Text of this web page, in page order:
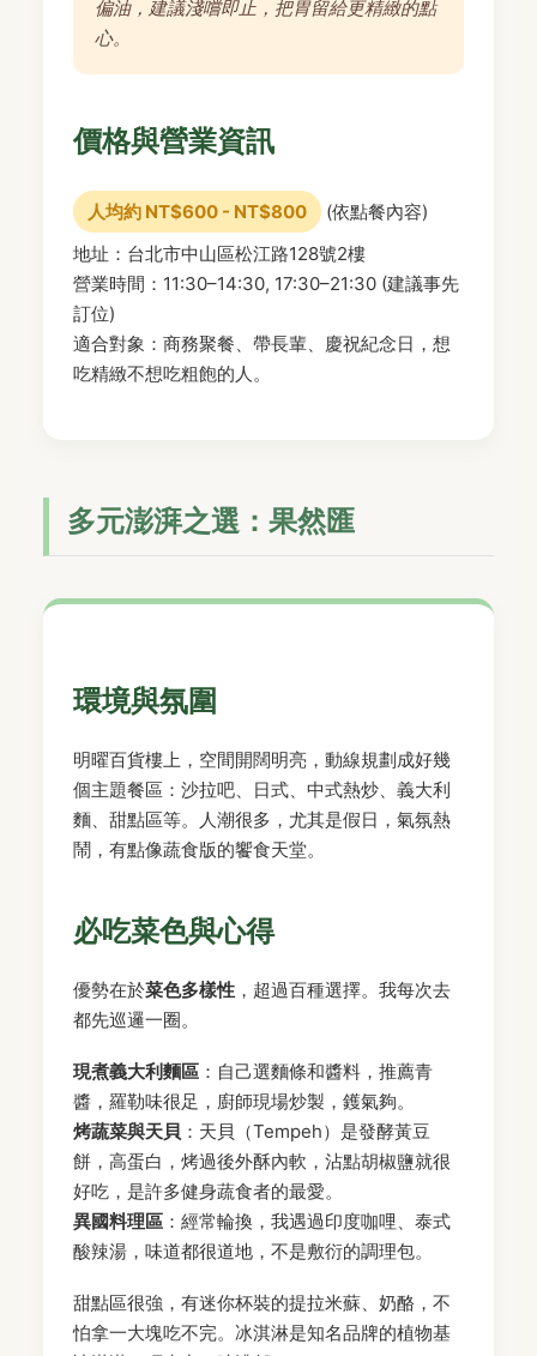
偏油，建議淺嚐即止，把胃留給更精緻的點
心。
價格與營業資訊
人均約 NT$600 - NT$800
(依點餐內容)
地址：台北市中山區松江路128號2樓
營業時間：11:30–14:30, 17:30–21:30 (建議事先
訂位)
適合對象：商務聚餐、帶長輩、慶祝紀念日，想
吃精緻不想吃粗飽的人。
多元澎湃之選：果然匯
環境與氛圍
明曜百貨樓上，空間開闊明亮，動線規劃成好幾
個主題餐區：沙拉吧、日式、中式熱炒、義大利
麵、甜點區等。人潮很多，尤其是假日，氣氛熱
鬧，有點像蔬食版的饗食天堂。
必吃菜色與心得
優勢在於菜色多樣性 ，超過百種選擇。我每次去
都先巡邏一圈。
現煮義大利麵區 ：自己選麵條和醬料，推薦青
醬，羅勒味很足，廚師現場炒製，鑊氣夠。
烤蔬菜與天貝 ：天貝（Tempeh）是發酵黃豆
餅，高蛋白，烤過後外酥內軟，沾點胡椒鹽就很
好吃，是許多健身蔬食者的最愛。
異國料理區 ：經常輪換，我遇過印度咖哩、泰式
酸辣湯，味道都很道地，不是敷衍的調理包。
甜點區很強，有迷你杯裝的提拉米蘇、奶酪，不
怕拿一大塊吃不完。冰淇淋是知名品牌的植物基